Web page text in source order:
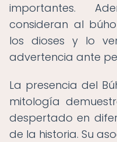
importantes.
consideran al
los dioses y lo
advertencia ante
La presencia del
mitología
despertado en
de la historia. Su